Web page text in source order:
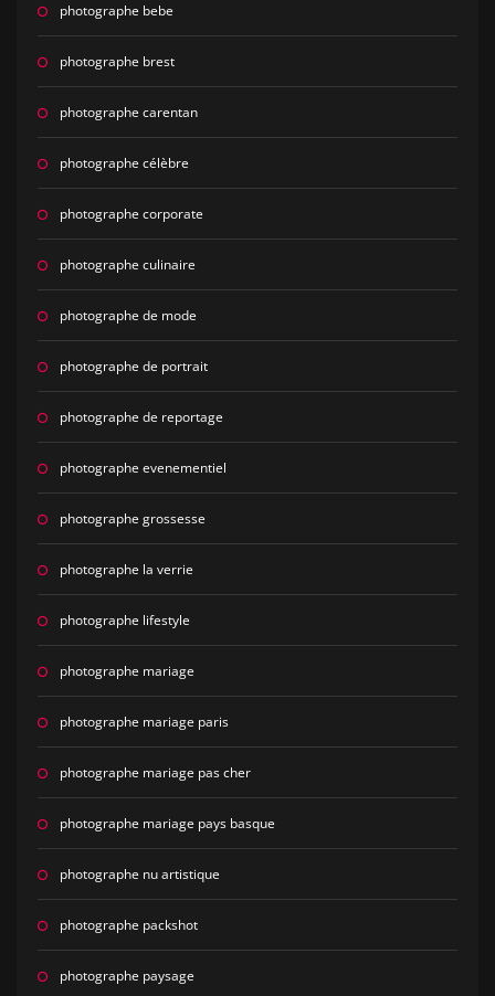
photographe bebe
photographe brest
photographe carentan
photographe célèbre
photographe corporate
photographe culinaire
photographe de mode
photographe de portrait
photographe de reportage
photographe evenementiel
photographe grossesse
photographe la verrie
photographe lifestyle
photographe mariage
photographe mariage paris
photographe mariage pas cher
photographe mariage pays basque
photographe nu artistique
photographe packshot
photographe paysage